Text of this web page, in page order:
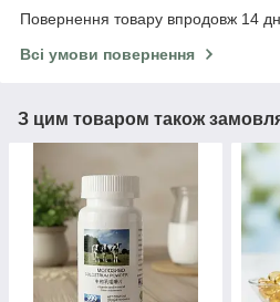
Повернення товару впродовж 14
Всі умови повернення
З цим товаром також